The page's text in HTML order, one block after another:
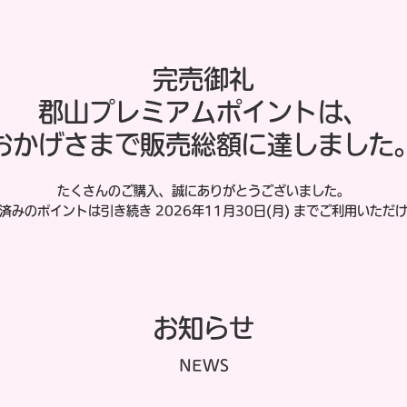
完売御礼
郡山プレミアムポイントは、
かげさまで販売総額に達しました。
たくさんのご購入、誠にありがとうございました。
みのポイントは引き続き 2026年11月30日(月) までご利用いただけ
お知らせ
NEWS